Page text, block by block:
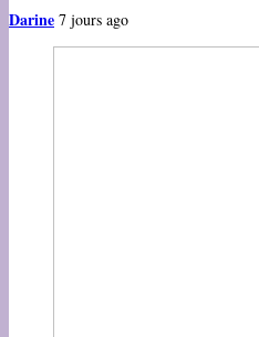
Darine 7 jours ago